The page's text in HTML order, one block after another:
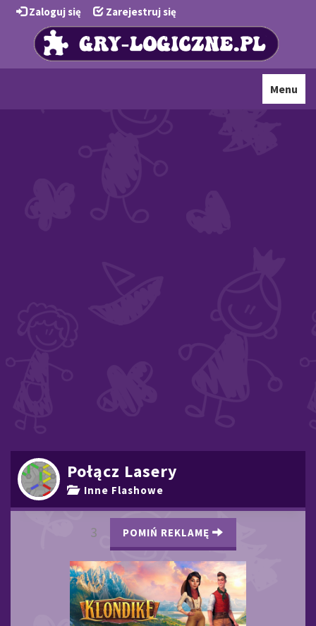
Zaloguj się Zarejestruj się
Toggle
Menu
Połącz Lasery
Inne Flashowe
2 POMIŃ REKLAMĘ